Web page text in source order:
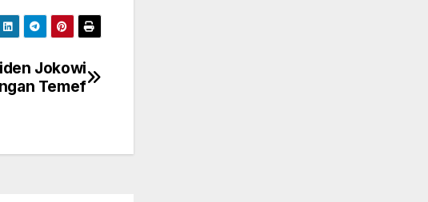
Jokowi
Temef